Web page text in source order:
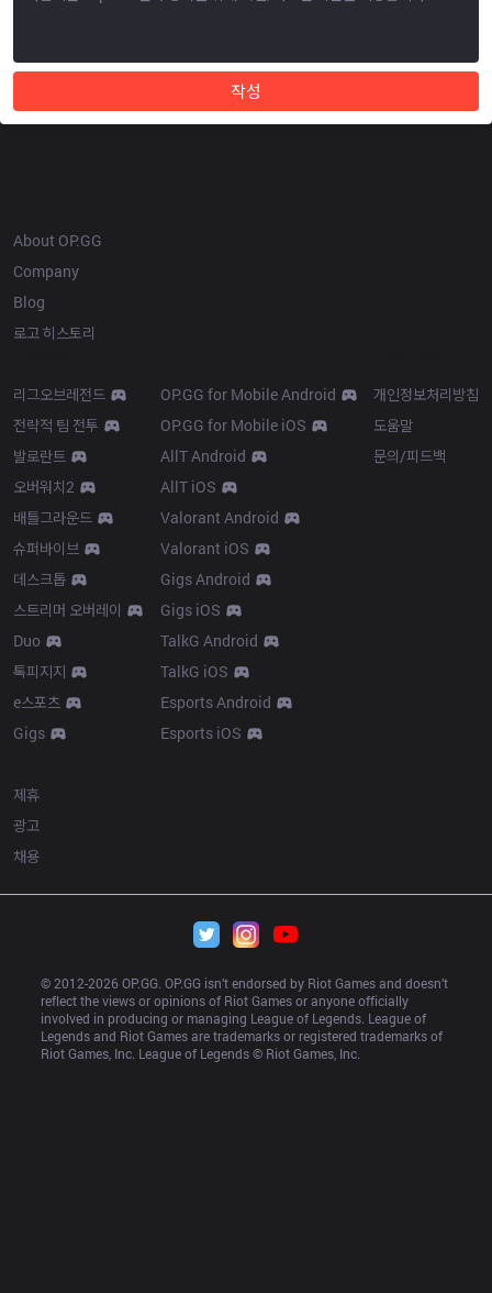
작성
About OP.GG
Company
Blog
로고 히스토리
리그오브레전드
전략적 팀 전투
발로란트
오버워치2
배틀그라운드
슈퍼바이브
데스크톱
스트리머 오버레이
Duo
톡피지지
e스포츠
Gigs
OP.GG for Mobile Android
OP.GG for Mobile iOS
AllT Android
AllT iOS
Valorant Android
Valorant iOS
Gigs Android
Gigs iOS
TalkG Android
TalkG iOS
Esports Android
Esports iOS
개인정보처리방침
도움말
문의/피드백
제휴
광고
채용
© 2012-2026 OP.GG. OP.GG isn’t endorsed by Riot Games and doesn’t
reflect the views or opinions of Riot Games or anyone officially
involved in producing or managing League of Legends. League of
Legends and Riot Games are trademarks or registered trademarks of
Riot Games, Inc. League of Legends © Riot Games, Inc.